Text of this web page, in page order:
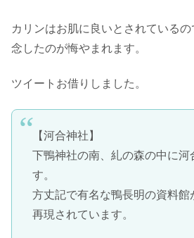
カリンはお肌に良いとされている
念したのが悔やまれます。
ツイートお借りしました。
【河合神社】
下鴨神社の南、糺の森の中に河
す。
方丈記で有名な鴨長明の資料館
再現されています。